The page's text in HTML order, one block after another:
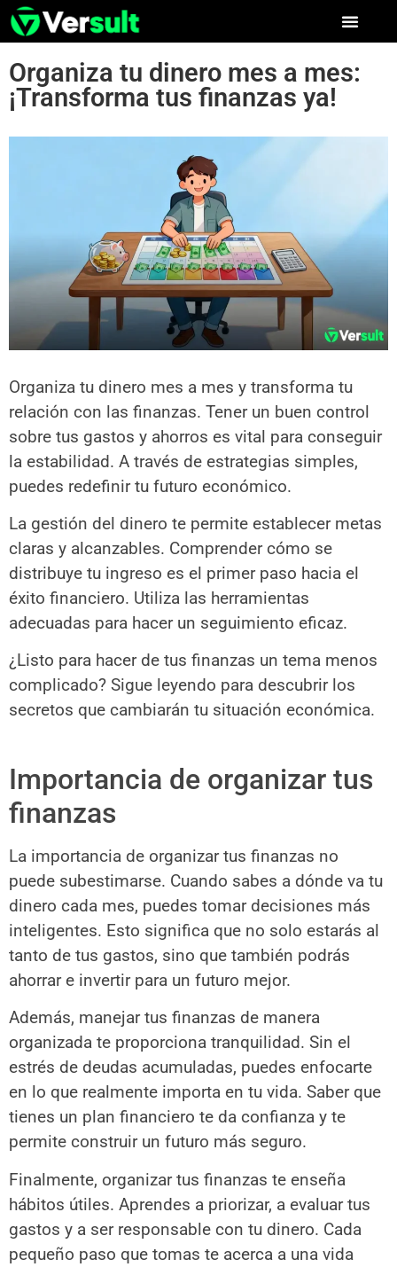
Organiza tu dinero mes a mes:
¡Transforma tus finanzas ya!
Organiza tu dinero mes a mes y transforma tu
relación con las finanzas. Tener un buen control
sobre tus gastos y ahorros es vital para conseguir
la estabilidad. A través de estrategias simples,
puedes redefinir tu futuro económico.
La gestión del dinero te permite establecer metas
claras y alcanzables. Comprender cómo se
distribuye tu ingreso es el primer paso hacia el
éxito financiero. Utiliza las herramientas
adecuadas para hacer un seguimiento eficaz.
¿Listo para hacer de tus finanzas un tema menos
complicado? Sigue leyendo para descubrir los
secretos que cambiarán tu situación económica.
Importancia de organizar tus
finanzas
La importancia de organizar tus finanzas no
puede subestimarse. Cuando sabes a dónde va tu
dinero cada mes, puedes tomar decisiones más
inteligentes. Esto significa que no solo estarás al
tanto de tus gastos, sino que también podrás
ahorrar e invertir para un futuro mejor.
Además, manejar tus finanzas de manera
organizada te proporciona tranquilidad. Sin el
estrés de deudas acumuladas, puedes enfocarte
en lo que realmente importa en tu vida. Saber que
tienes un plan financiero te da confianza y te
permite construir un futuro más seguro.
Finalmente, organizar tus finanzas te enseña
hábitos útiles. Aprendes a priorizar, a evaluar tus
gastos y a ser responsable con tu dinero. Cada
pequeño paso que tomas te acerca a una vida